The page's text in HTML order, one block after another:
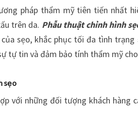
pháp thẩm mỹ tiên tiến nhất
trên da. Phẫu thuật chỉnh hình
sẹo, khắc phục tối đa tình
tự tin và đảm bảo tính thẩm mỹ
sẹo
với những đối tượng khách hàng